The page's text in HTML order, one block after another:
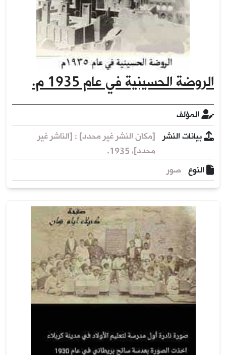
الروضة الحسينية في عام 1935 م.
المؤلف
بيانات النشر [مكان النشر غير محدد] : [الناشر غير
محدد]، 1935.
النوع صور